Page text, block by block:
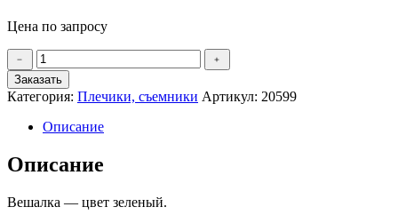
Цена по запросу
Количество
товара
HC-
GT04P
Вешалка
простая
﹣
﹢
Заказать
Категория: Плечики, съемники Артикул: 20599
Описание
Описание
Вешалка — цвет зеленый.